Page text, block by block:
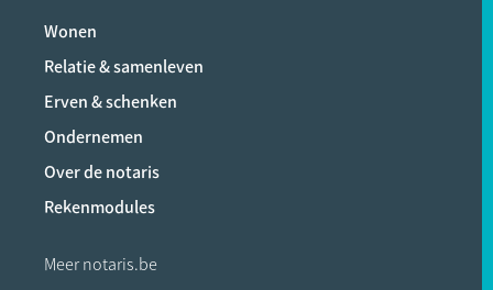
Wonen
Relatie & samenleven
Erven & schenken
Ondernemen
Over de notaris
Rekenmodules
Meer notaris.be